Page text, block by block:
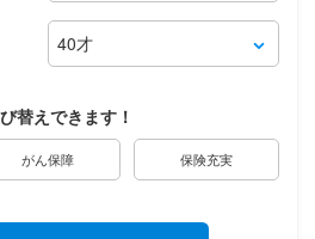
替えできます！
がん保障 保険充実